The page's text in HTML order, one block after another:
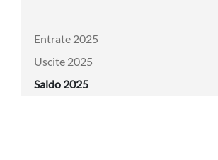
Entrate 2025
Uscite 2025
Saldo 2025